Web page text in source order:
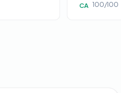
CA 100/100